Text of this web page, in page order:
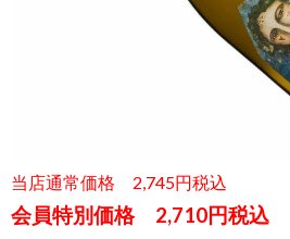
当店通常価格 2,745円税込
会員特別価格 2,710円税込